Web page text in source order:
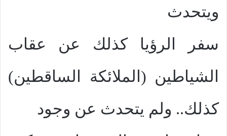
ويتحدث
سفر الرؤيا كذلك عن عقاب
الشياطين (الملائكة الساقطين)
كذلك.. ولم يتحدث عن وجود